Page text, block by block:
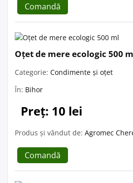
Comandă
Oțet de mere ecologic 500
Categorie: Condimente și oțet
În: Bihor
Preț: 10 lei
Produs și vândut de: Agromec
Comandă